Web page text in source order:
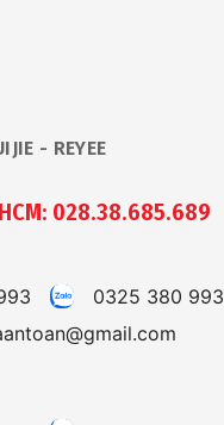
- REYEE
028.38.685.689
0325 380 993